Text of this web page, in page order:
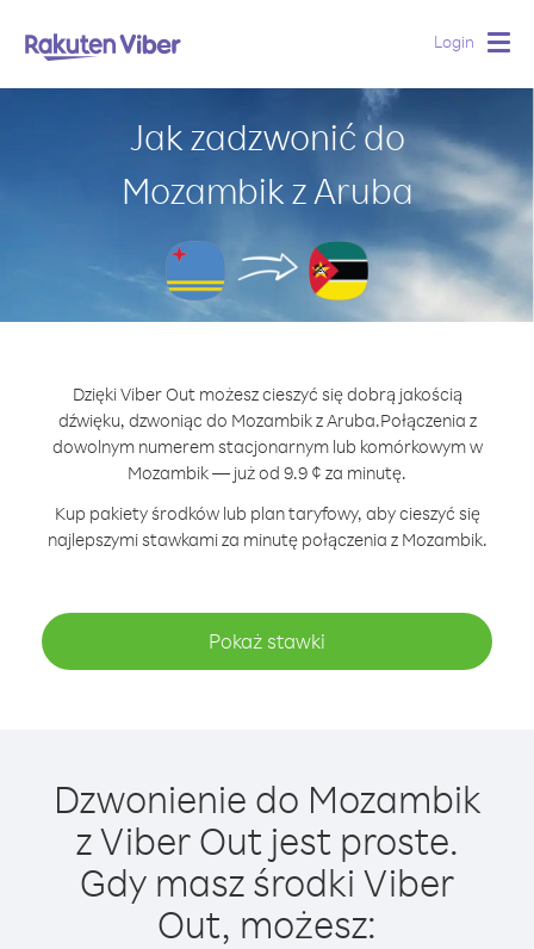
Login
Jak zadzwonić do
Mozambik z Aruba
Dzięki Viber Out możesz cieszyć się dobrą jakością
dźwięku, dzwoniąc do Mozambik z Aruba.Połączenia z
dowolnym numerem stacjonarnym lub komórkowym w
Mozambik — już od 9.9 ¢ za minutę.
Kup pakiety środków lub plan taryfowy, aby cieszyć się
najlepszymi stawkami za minutę połączenia z Mozambik.
Pokaż stawki
Dzwonienie do Mozambik
z Viber Out jest proste.
Gdy masz środki Viber
Out, możesz: